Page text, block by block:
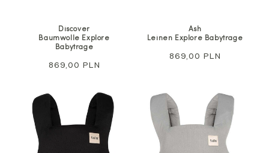
Discover
Baumwolle Explore
Babytrage
Regulärer
869,00 PLN
Ash
Leinen Explore Babytrage
Regulärer
869,00 PLN